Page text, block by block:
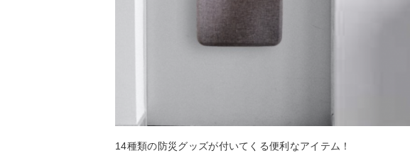
14種類の防災グッズが付いてくる便利なアイテム！